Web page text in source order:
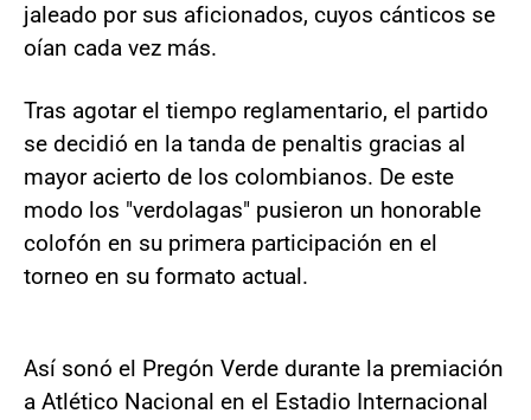
jaleado por sus aficionados, cuyos cánticos se
oían cada vez más.
Tras agotar el tiempo reglamentario, el partido
se decidió en la tanda de penaltis gracias al
mayor acierto de los colombianos. De este
modo los "verdolagas" pusieron un honorable
colofón en su primera participación en el
torneo en su formato actual.
Así sonó el Pregón Verde durante la premiación
a Atlético Nacional en el Estadio Internacional